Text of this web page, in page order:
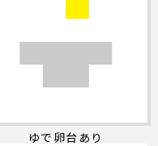
ゆで卵台あり